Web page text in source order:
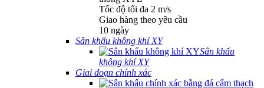
Tốc độ tối đa 2 m/s
Giao hàng theo yêu cầu
10 ngày
Sân khấu không khí XY
Sân khấu
không khí XY
Giai đoạn chính xác